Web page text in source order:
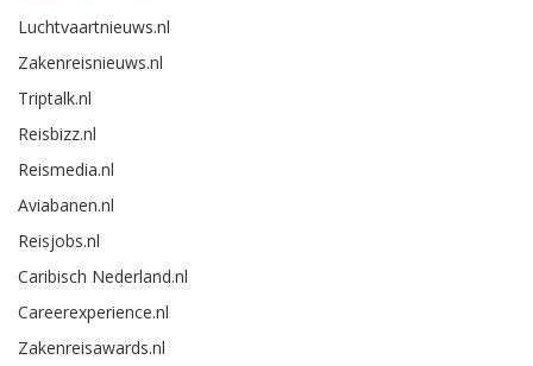
Luchtvaartnieuws.nl
Zakenreisnieuws.nl
Triptalk.nl
Reisbizz.nl
Reismedia.nl
Aviabanen.nl
Reisjobs.nl
Caribisch Nederland.nl
Careerexperience.nl
Zakenreisawards.nl